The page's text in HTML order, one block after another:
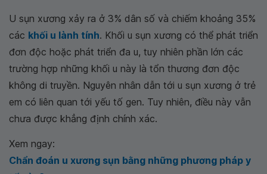
U sụn xương xảy ra ở 3% dân số và chiếm khoảng 35%
các khối u lành tính . Khối u sụn xương có thể phát
triển đơn độc hoặc phát triển đa u, tuy nhiên phần lớn
các trường hợp những khối u này là tổn thương đơn
độc không di truyền. Nguyên nhân dẫn tới u sụn xương
ở trẻ em có liên quan tới yếu tố gen. Tuy nhiên, điều này
vẫn chưa được khẳng định chính xác.
Xem ngay:
Chẩn đoán u xương sụn bằng những phương pháp